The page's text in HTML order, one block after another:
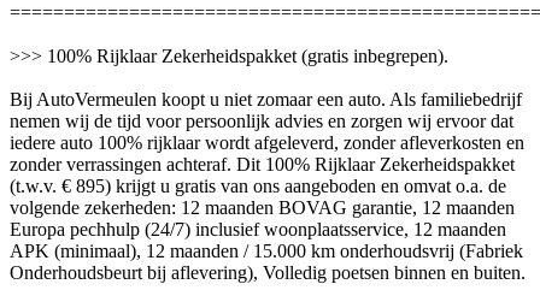
>>> 100% Rijklaar Zekerheidspakket (gratis inbegrepen).
Bij AutoVermeulen koopt u niet zomaar een auto. Als familiebedrijf
nemen wij de tijd voor persoonlijk advies en zorgen wij ervoor dat
iedere auto 100% rijklaar wordt afgeleverd, zonder afleverkosten en
zonder verrassingen achteraf. Dit 100% Rijklaar Zekerheidspakket
(t.w.v. € 895) krijgt u gratis van ons aangeboden en omvat o.a. de
volgende zekerheden: 12 maanden BOVAG garantie, 12 maanden
Europa pechhulp (24/7) inclusief woonplaatsservice, 12 maanden
APK (minimaal), 12 maanden / 15.000 km onderhoudsvrij (Fabriek
Onderhoudsbeurt bij aflevering), Volledig poetsen binnen en buiten.